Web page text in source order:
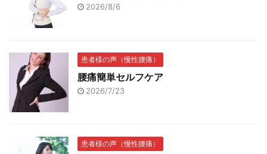
2026/8/6
患者様の声（慢性腰痛）
腰痛簡単セルフケア
2026/7/23
患者様の声（慢性腰痛）